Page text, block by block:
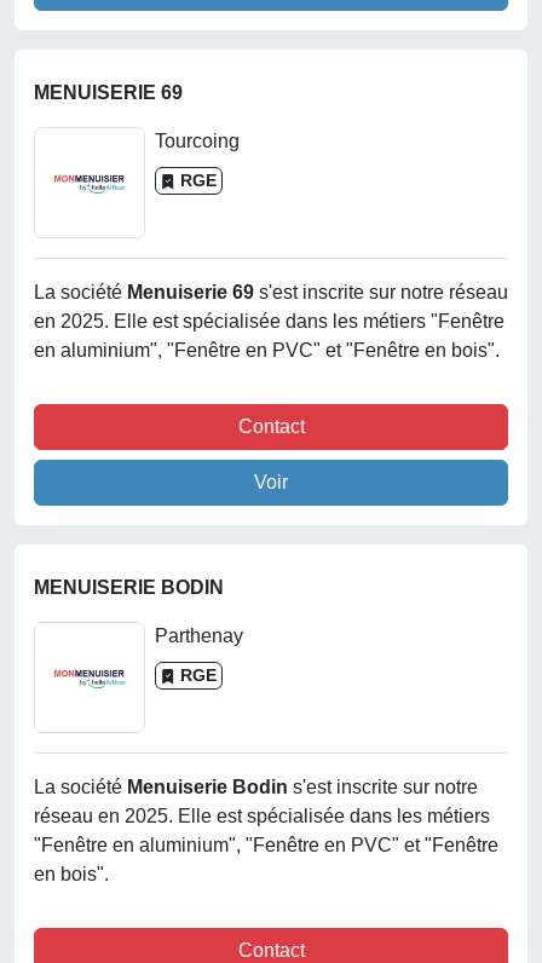
MENUISERIE 69
Tourcoing
RGE
La société Menuiserie 69 s'est inscrite sur notre réseau
en 2025. Elle est spécialisée dans les métiers "Fenêtre
en aluminium", "Fenêtre en PVC" et "Fenêtre en bois".
Contact
Voir
MENUISERIE BODIN
Parthenay
RGE
La société Menuiserie Bodin s'est inscrite sur notre
réseau en 2025. Elle est spécialisée dans les métiers
"Fenêtre en aluminium", "Fenêtre en PVC" et "Fenêtre
en bois".
Contact